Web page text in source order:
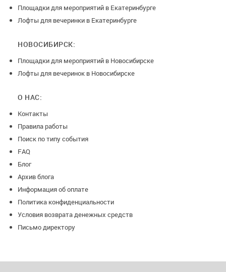
Площадки для мероприятий в Екатеринбурге
Лофты для вечеринки в Екатеринбурге
НОВОСИБИРСК:
Площадки для мероприятий в Новосибирске
Лофты для вечеринок в Новосибирске
О НАС:
Контакты
Правила работы
Поиск по типу события
FAQ
Блог
Архив блога
Информация об оплате
Политика конфиденциальности
Условия возврата денежных средств
Письмо директору